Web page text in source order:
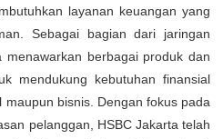
layanan keuangan yang
Sebagai bagian dari jaringan
menawarkan berbagai produk dan
mendukung kebutuhan finansial
bisnis. Dengan fokus pada
pelanggan, HSBC Jakarta telah